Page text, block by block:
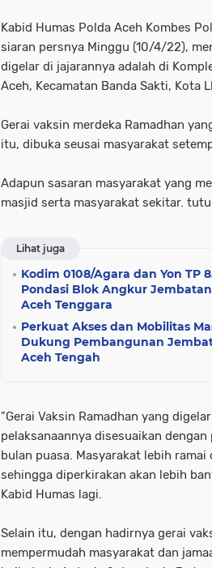
Kabid Humas Polda Aceh Kombes
siaran persnya Minggu (10/4/22),
digelar di jajarannya adalah di
Aceh, Kecamatan Banda Sakti, Kota
Gerai vaksin merdeka Ramadhan
itu, dibuka seusai masyarakat
Adapun sasaran masyarakat yang
masjid serta masyarakat sekitar.
Lihat juga
Kodim 0108/Agara dan Yon TP
Pondasi Blok Angkur
Aceh Tenggara
Perkuat Akses dan Mobilitas
Dukung Pembangunan
Aceh Tengah
"Gerai Vaksin Ramadhan yang
pelaksanaannya disesuaikan
bulan puasa. Masyarakat lebih
sehingga diperkirakan akan lebih
Kabid Humas lagi.
Selain itu, dengan hadirnya gerai
mempermudah masyarakat dan